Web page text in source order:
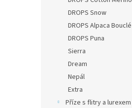
DROPS Snow
DROPS Alpaca Bouclé
DROPS Puna
Sierra
Dream
Nepál
Extra
Příze s flitry a lurexem